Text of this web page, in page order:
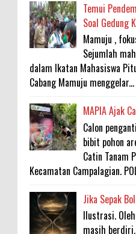
Temui
Soal Gedung
Mamuju ,
Sejumlah
dalam Ikatan Mahasiswa
Cabang Mamuju menggelar...
MAPIA Ajak
Calon
bibit pohon
Catin Tanam
Kecamatan Campalagian.
Jika Sepak
Ilustrasi.
masih